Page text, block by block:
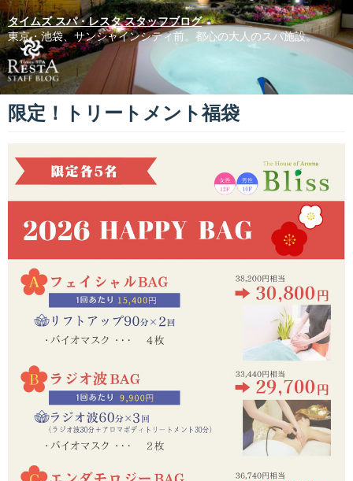
タイムズ スパ・レスタ スタッフブログ
東京・池袋、サンシャインシティ前。都心の大人のスパ施設。
限定！トリートメント福袋